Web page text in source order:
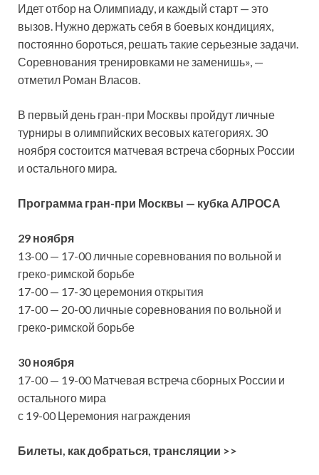
Идет отбор на Олимпиаду, и каждый старт — это
вызов. Нужно держать себя в боевых кондициях,
постоянно бороться, решать такие серьезные задачи.
Соревнования тренировками не заменишь», —
отметил Роман Власов.
В первый день гран-при Москвы пройдут личные
турниры в олимпийских весовых категориях. 30
ноября состоится матчевая встреча сборных России
и остального мира.
Программа гран-при Москвы — кубка АЛРОСА
29 ноября
13-00 — 17-00 личные соревнования по вольной и
греко-римской борьбе
17-00 — 17-30 церемония открытия
17-00 — 20-00 личные соревнования по вольной и
греко-римской борьбе
30 ноября
17-00 — 19-00 Матчевая встреча сборных России и
остального мира
с 19-00 Церемония награждения
Билеты, как добраться, трансляции >>